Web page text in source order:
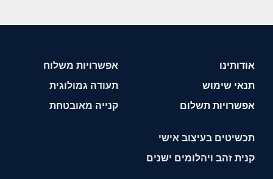
אודותינו
תנאי שימוש
אפשרויות תשלום
אפשרויות משלוח
תעודה גמולוגית
קנייה מאובטחת
תכשיטים בעיצוב אישי
קנית זהב ויהלומים ישנים